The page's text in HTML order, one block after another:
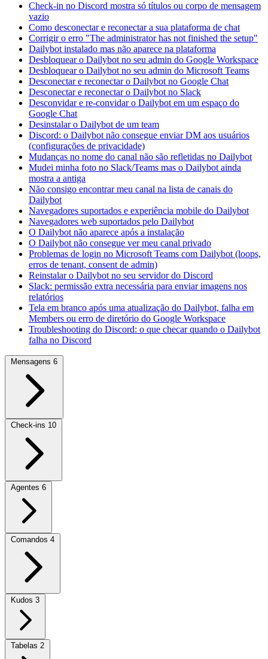
Check-in no Discord mostra só títulos ou corpo de mensagem
vazio
Como desconectar e reconectar a sua plataforma de chat
Corrigir o erro "The administrator has not finished the setup"
Dailybot instalado mas não aparece na plataforma
Desbloquear o Dailybot no seu admin do Google Workspace
Desbloquear o Dailybot no seu admin do Microsoft Teams
Desconectar e reconectar o Dailybot no Google Chat
Desconectar e reconectar o Dailybot no Slack
Desconvidar e re-convidar o Dailybot em um espaço do
Google Chat
Desinstalar o Dailybot de um team
Discord: o Dailybot não consegue enviar DM aos usuários
(configurações de privacidade)
Mudanças no nome do canal não são refletidas no Dailybot
Mudei minha foto no Slack/Teams mas o Dailybot ainda
mostra a antiga
Não consigo encontrar meu canal na lista de canais do
Dailybot
Navegadores suportados e experiência mobile do Dailybot
Navegadores web suportados pelo Dailybot
O Dailybot não aparece após a instalação
O Dailybot não consegue ver meu canal privado
Problemas de login no Microsoft Teams com Dailybot (loops,
erros de tenant, consent de admin)
Reinstalar o Dailybot no seu servidor do Discord
Slack: permissão extra necessária para enviar imagens nos
relatórios
Tela em branco após uma atualização do Dailybot, falha em
Members ou erro de diretório do Google Workspace
Troubleshooting do Discord: o que checar quando o Dailybot
falha no Discord
Mensagens 6
Check-ins 10
Agentes 6
Comandos 4
Kudos 3
Tabelas 2